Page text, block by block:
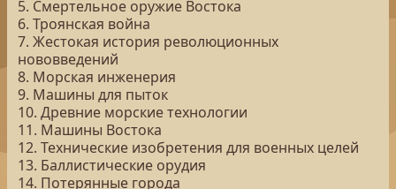
5. Смертельное оружие Востока
6. Троянская война
7. Жестокая история революционных
нововведений
8. Морская инженерия
9. Машины для пыток
10. Древние морские технологии
11. Машины Востока
12. Технические изобретения для военных целей
13. Баллистические орудия
14. Потерянные города